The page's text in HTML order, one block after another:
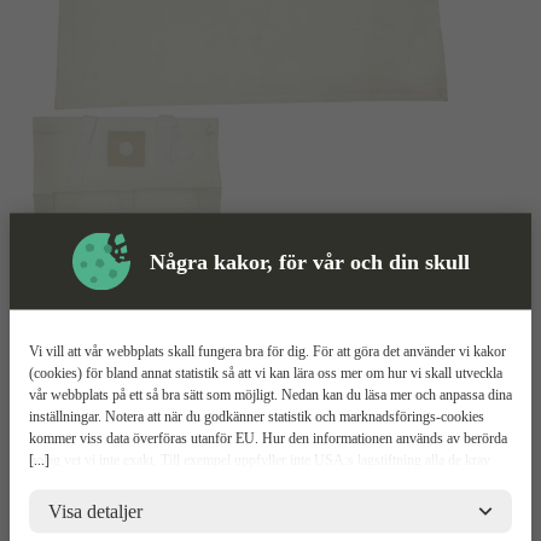
Några kakor, för vår och din skull
[...]
Vi vill att vår webbplats skall fungera bra för dig. För att göra det använder vi kakor
(cookies) för bland annat statistik så att vi kan lära oss mer om hur vi skall utveckla
vår webbplats på ett så bra sätt som möjligt. Nedan kan du läsa mer och anpassa dina
inställningar. Notera att när du godkänner statistik och marknadsförings-cookies
kommer viss data överföras utanför EU. Hur den informationen används av berörda
bolag vet vi inte exakt. Till exempel uppfyller inte USA:s lagstiftning alla de krav
risker för dina personuppgifter. De berörda bolagen måste lämna över uppgifter till
brottsbekämpande myndigheter i USA om de får en sådan begäran. Det kan dock
Visa detaljer
Dammsugarpåse Mer information
Dustcontrol Intelliwaterbag
För våtdammsugning